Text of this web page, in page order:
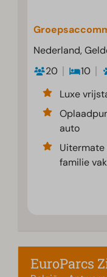
Nederland,
20
10
Luxe
auto
familie
EuroParcs